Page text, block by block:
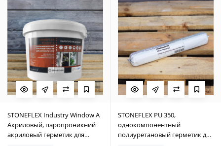
STONEFLEX Industry Window A
Акриловый, паропроникний
акриловый герметик для
STONEFLEX PU 350,
однокомпонентный
полиуретановый герметик для